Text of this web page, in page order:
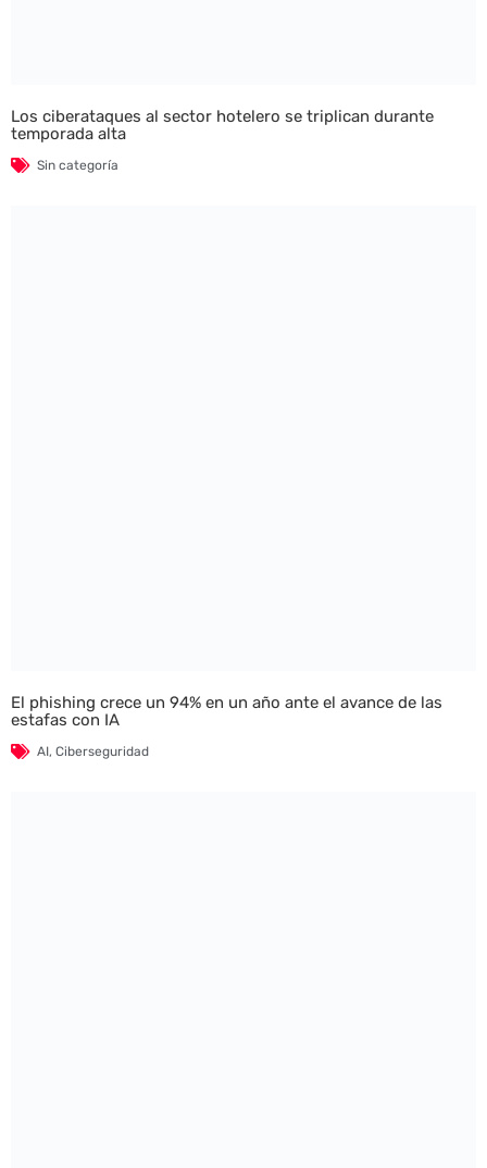
Los ciberataques al sector hotelero se triplican durante
temporada alta
Sin categoría
El phishing crece un 94% en un año ante el avance de las
estafas con IA
AI, Ciberseguridad